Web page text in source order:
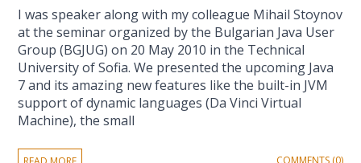
I was speaker along with my colleague Mihail Stoynov
at the seminar organized by the Bulgarian Java User
Group (BGJUG) on 20 May 2010 in the Technical
University of Sofia. We presented the upcoming Java
7 and its amazing new features like the built-in JVM
support of dynamic languages (Da Vinci Virtual
Machine), the small
COMMENTS (0)